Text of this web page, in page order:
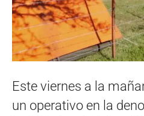
Este viernes a la
un operativo en la